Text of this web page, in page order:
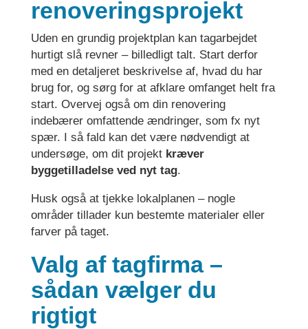
renoveringsprojekt
Uden en grundig projektplan kan tagarbejdet
hurtigt slå revner – billedligt talt. Start derfor
med en detaljeret beskrivelse af, hvad du har
brug for, og sørg for at afklare omfanget helt fra
start. Overvej også om din renovering
indebærer omfattende ændringer, som fx nyt
spær. I så fald kan det være nødvendigt at
undersøge, om dit projekt kræver
byggetilladelse ved nyt tag.
Husk også at tjekke lokalplanen – nogle
områder tillader kun bestemte materialer eller
farver på taget.
Valg af tagfirma –
sådan vælger du
rigtigt